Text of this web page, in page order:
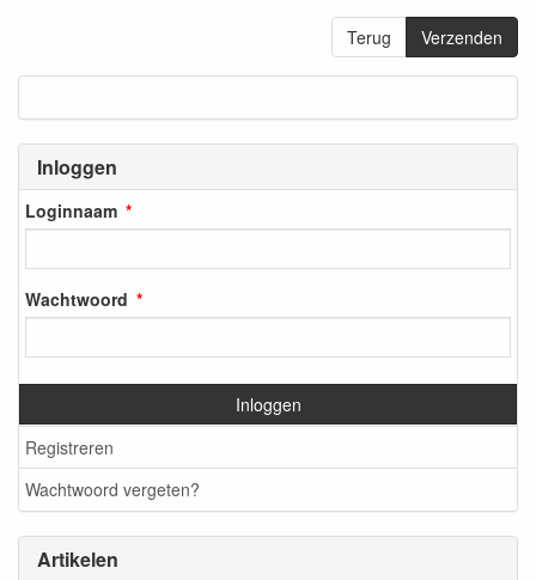
Inloggen
Loginnaam
Wachtwoord
Inloggen
Registreren
Wachtwoord vergeten?
Artikelen
Terug Verzenden